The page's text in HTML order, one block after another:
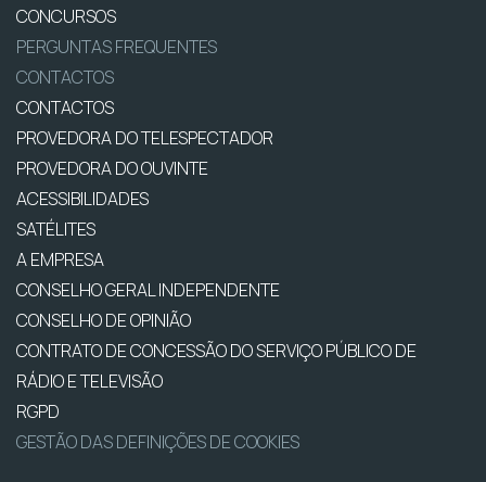
CONCURSOS
PERGUNTAS FREQUENTES
CONTACTOS
CONTACTOS
PROVEDORA DO TELESPECTADOR
PROVEDORA DO OUVINTE
ACESSIBILIDADES
SATÉLITES
A EMPRESA
CONSELHO GERAL INDEPENDENTE
CONSELHO DE OPINIÃO
CONTRATO DE CONCESSÃO DO SERVIÇO PÚBLICO DE
RÁDIO E TELEVISÃO
RGPD
GESTÃO DAS DEFINIÇÕES DE COOKIES